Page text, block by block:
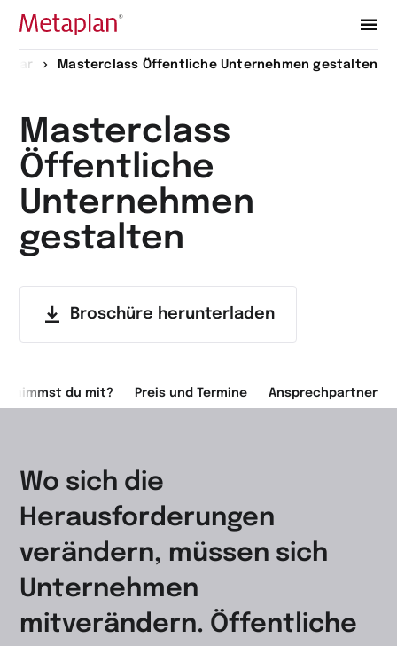
Zur
Masterclass Öffentliche Unternehmen gestalten
Masterclass
Öffentliche
Unternehmen
gestalten
Broschüre herunterladen
nimmst du mit? Preis und Termine Ansprechpartner
Wo sich die
Herausforderungen
verändern, müssen sich
Unternehmen
mitverändern. Öffentliche